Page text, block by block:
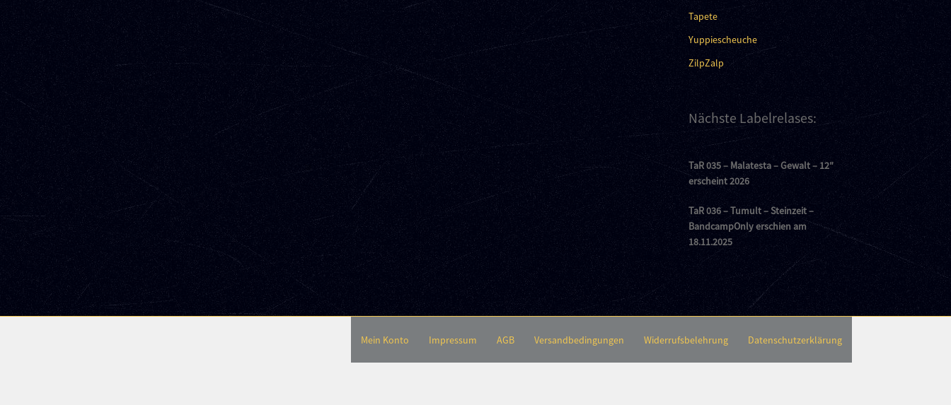
Tapete
Yuppiescheuche
ZilpZalp
Nächste Labelrelases:
TaR 035 – Malatesta – Gewalt – 12″
erscheint 2026
TaR 036 – Tumult – Steinzeit –
BandcampOnly erschien am
18.11.2025
Mein Konto Impressum AGB Versandbedingungen Widerrufsbelehrung Datenschutzerklärung